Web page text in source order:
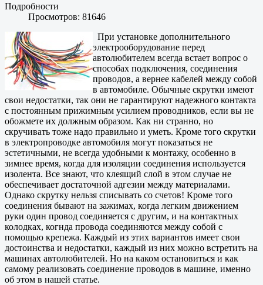
Подробности
Просмотров: 81646
При установке дополнительного
электрооборудование перед
автолюбителем всегда встает вопрос о
способах подключения, соединения
проводов, а вернее кабелей между собой
в автомобиле. Обычные скрутки имеют
свои недостатки, так они не гарантируют надежного контакта
с постоянным прижимным усилием проводников, если вы не
обожмете их должным образом. Как ни странно, но
скручивать тоже надо правильно и уметь. Кроме того скрутки
в электропроводке автомобиля могут показаться не
эстетичными, не всегда удобными к монтажу, особенно в
зимнее время, когда для изоляции соединения используется
изолента. Все знают, что клеящий слой в этом случае не
обеспечивает достаточной адгезии между материалами.
Однако скрутку нельзя списывать со счетов! Кроме того
соединения бывают на зажимах, когда легким движением
руки один провод соединяется с другим, и на контактных
колодках, когнда провода соединяются между собой с
помощью крепежа. Каждый из этих вариантов имеет свои
достоинства и недостатки, каждый из них можно встретить на
машинах автолюбителей. Но на каком остановиться и как
самому реализовать соединение проводов в машине, именно
об этом в нашей статье.